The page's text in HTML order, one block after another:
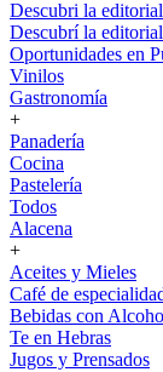
Descubri la
Descubrí la
Oportunidades en
Vinilos
Gastronomía
+
Panadería
Cocina
Pastelería
Todos
Alacena
+
Aceites y Mieles
Café de
Bebidas con
Te en Hebras
Jugos y Prensados